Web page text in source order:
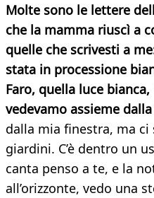
Molte sono le lettere
che la mamma riuscì a
quelle che scrivesti a
stata in processione
Faro, quella luce
vedevamo assieme dalla
dalla mia finestra, ma ci
giardini. C’è dentro un
canta penso a te, e la
all’orizzonte, vedo una